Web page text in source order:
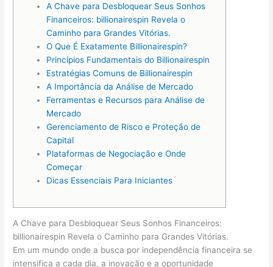
A Chave para Desbloquear Seus Sonhos
Financeiros: billionairespin Revela o
Caminho para Grandes Vitórias.
O Que É Exatamente Billionairespin?
Princípios Fundamentais do Billionairespin
Estratégias Comuns de Billionairespin
A Importância da Análise de Mercado
Ferramentas e Recursos para Análise de
Mercado
Gerenciamento de Risco e Proteção de
Capital
Plataformas de Negociação e Onde
Começar
Dicas Essenciais Para Iniciantes
A Chave para Desbloquear Seus Sonhos Financeiros:
billionairespin Revela o Caminho para Grandes Vitórias.
Em um mundo onde a busca por independência financeira se
intensifica a cada dia, a inovação e a oportunidade